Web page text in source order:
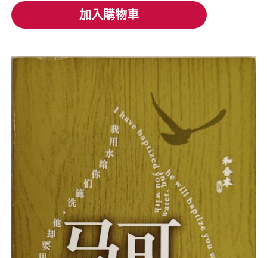
加入購物車
加入購物車